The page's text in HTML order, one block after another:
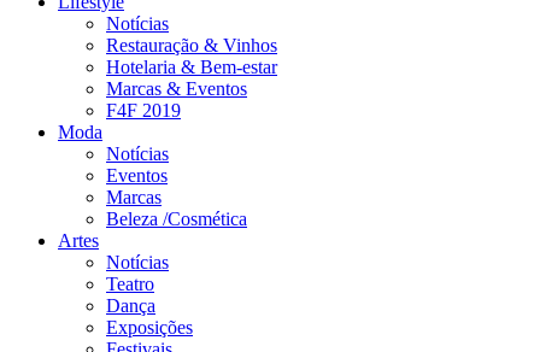
Notícias
Restauração & Vinhos
Hotelaria & Bem-estar
Marcas & Eventos
F4F 2019
Moda
Notícias
Eventos
Marcas
Beleza /Cosmética
Artes
Notícias
Teatro
Dança
Exposições